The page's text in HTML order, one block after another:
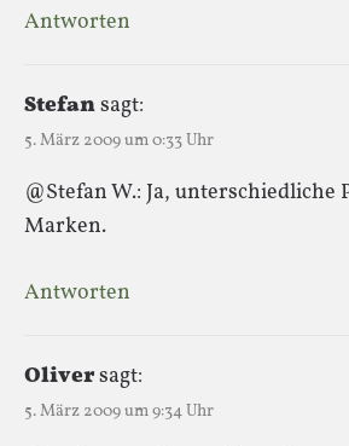
Antworten
Stefansagt:
5. März 2009 um 0:33 Uhr
@Stefan W.: Ja, unterschiedliche
Marken.
Antworten
Oliversagt:
5. März 2009 um 9:34 Uhr